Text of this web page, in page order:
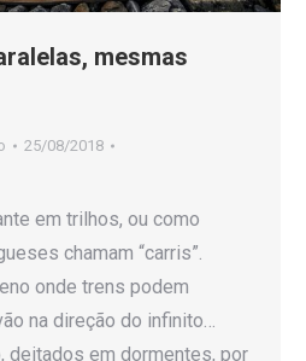
mesmas
25/08/2018
em trilhos, ou como
chamam “carris”.
onde trens podem
na direção do infinito…
deitados em dormentes, por